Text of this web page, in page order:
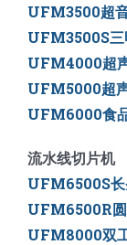
UFM3500超
UFM3500S三
UFM4000超
UFM5000超
UFM6000食
流水线切片机
UFM6500S长
UFM6500R圆
UFM8000双